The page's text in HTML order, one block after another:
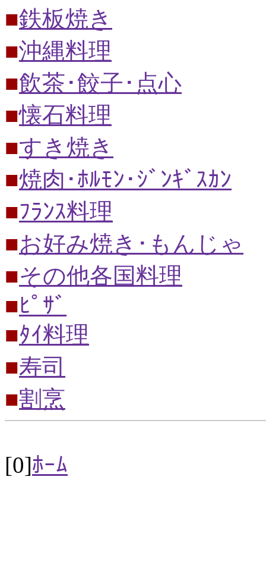
■鉄板焼き
■沖縄料理
■飲茶･餃子･点心
■懐石料理
■すき焼き
■焼肉･ﾎﾙﾓﾝ･ｼﾞﾝｷﾞｽｶﾝ
■ﾌﾗﾝｽ料理
■お好み焼き･もんじゃ
■その他各国料理
■ﾋﾟｻﾞ
■ﾀｲ料理
■寿司
■割烹
[0]ﾎｰﾑ